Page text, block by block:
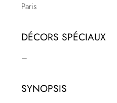
Paris
DÉCORS SPÉCIAUX
–
SYNOPSIS